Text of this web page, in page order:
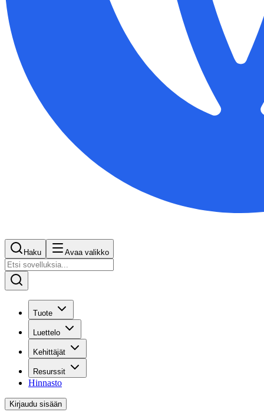
Haku Avaa valikko
Tuote
Luettelo
Kehittäjät
Resurssit
Hinnasto
Kirjaudu sisään